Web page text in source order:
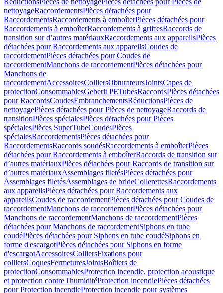
RéductionsPièces de nettoyagePièces détachées pour Pièces de
nettoyageRaccordementsPièces détachées pour
RaccordementsRaccordements à emboîterPièces détachées pour
Raccordements à emboîterRaccordements à griffesRaccords de
transition sur d’autres matériauxRaccordements aux appareilsPièces
détachées pour Raccordements aux appareilsCoudes de
raccordementPièces détachées pour Coudes de
raccordementManchons de raccordementPièces détachées pour
Manchons de
raccordementAccessoiresColliersObturateursJointsCapes de
protectionConsommablesGeberit PETubesRaccordsPièces détachées
pour RaccordsCoudesEmbranchementsRéductionsPièces de
nettoyagePièces détachées pour Pièces de nettoyageRaccords de
transitionPièces spécialesPièces détachées pour Pièces
spécialesPièces SuperTubeCoudesPièces
spécialesRaccordementsPièces détachées pour
RaccordementsRaccords soudésRaccordements à emboîterPièces
détachées pour Raccordements à emboîterRaccords de transition sur
d’autres matériauxPièces détachées pour Raccords de transition sur
d’autres matériauxAssemblages filetésPièces détachées pour
Assemblages filetésAssemblages de brideCollerettesRaccordements
aux appareilsPièces détachées pour Raccordements aux
appareilsCoudes de raccordementPièces détachées pour Coudes de
raccordementManchons de raccordementPièces détachées pour
Manchons de raccordementManchons de raccordementPièces
détachées pour Manchons de raccordementSiphons en tube
coudéPièces détachées pour Siphons en tube coudéSiphons en
forme d'escargotPièces détachées pour Siphons en forme
d'escargotAccessoiresColliersFixations pour
colliersCoquesFermeturesJointsBoîtiers de
protectionConsommablesProtection incendie, protection acoustique
et protection contre l'humiditéProtection incendiePièces détachées
pour Protection incendieProtection incendie pour systèmes